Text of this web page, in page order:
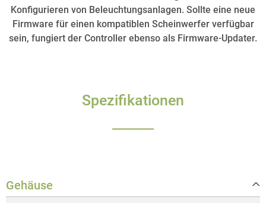
Konfigurieren von Beleuchtungsanlagen. Sollte eine neue
Firmware für einen kompatiblen Scheinwerfer verfügbar
sein, fungiert der Controller ebenso als Firmware-Updater.
Spezifikationen
Gehäuse